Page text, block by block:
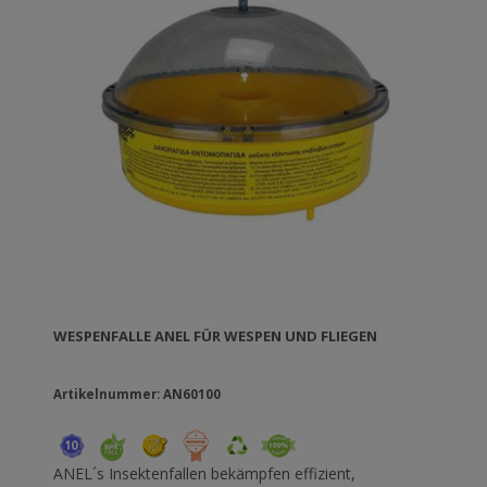
WESPENFALLE ANEL FÜR WESPEN UND FLIEGEN
Artikelnummer: AN60100
ANEL´s Insektenfallen bekämpfen effizient,